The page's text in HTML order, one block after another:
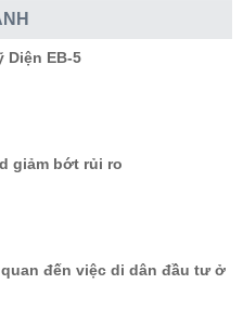
Diện EB-5
giảm bớt rủi ro
đến việc di dân đầu tư ở